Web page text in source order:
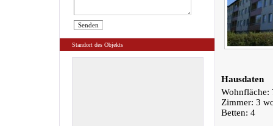
Standort des Objekts
Hausdaten
Wohnfläche:
Zimmer: 3
Betten: 4